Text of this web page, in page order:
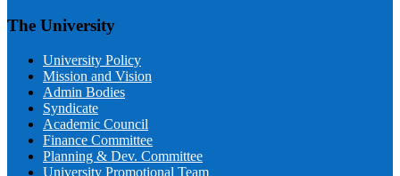
The University
University Policy
Mission and Vision
Admin Bodies
Syndicate
Academic Council
Finance Committee
Planning & Dev. Committee
University Promotional Team